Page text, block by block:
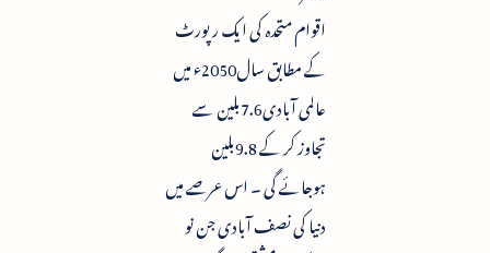
اقوام متحدہ کی ایک رپورٹ
کے مطابق سال2050ء میں
عالمی آبادی7.6بلین سے
تجاوز کر کے 9.8بلین
ہوجائے گی ۔ اس عرصے میں
دنیا کی نصف آبادی جن نو